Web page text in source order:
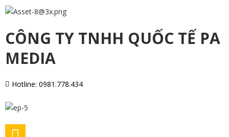
CÔNG TY TNHH QUỐC TẾ PA
MEDIA
Hotline: 0981.778.434